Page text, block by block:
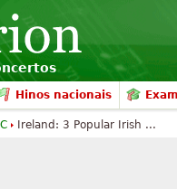
Hinos nacionais
Ireland: 3 Popular Irish ...